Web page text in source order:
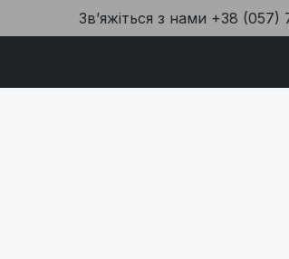
Звʼяжіться з нами +38 (057)